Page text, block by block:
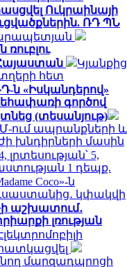
Ուկրաինայի
ՌԴ ՊՆ
ռուբլու
Կյանքից
հետ
ն «Իսկանդերով»
գործով
(տեսանյութ)
ում ապրանքների և
խնդիրների մասին
5,
1 դեպք.
Coco»-ն
կփակվի
աշխատում․
լռության
մարզադպրոցի